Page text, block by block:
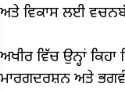
ਅਤੇ ਵਿਕਾਸ ਲਈ
ਅਖੀਰ ਵਿੱਚ ਉਨ੍ਹਾਂ
ਮਾਰਗਦਰਸ਼ਨ ਅਤੇ